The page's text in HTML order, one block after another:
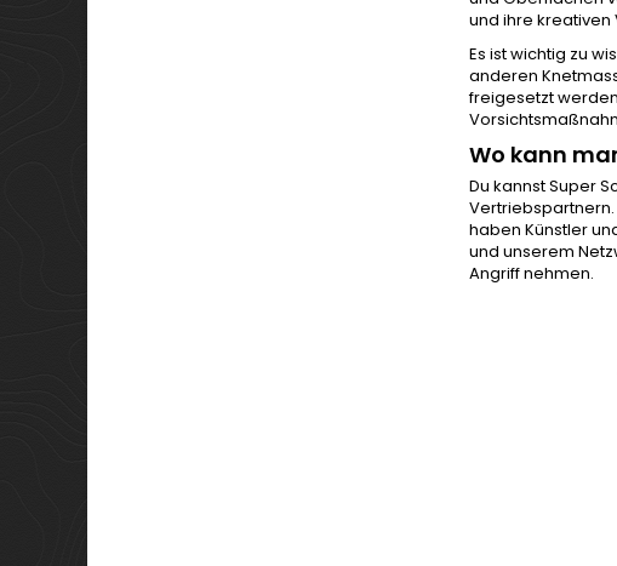
und ihre kreativen
Es ist wichtig zu
anderen
freigesetzt
Wo kann
Du kannst Super
Vertriebspartnern.
haben Künstler
und unserem
Angriff nehmen.